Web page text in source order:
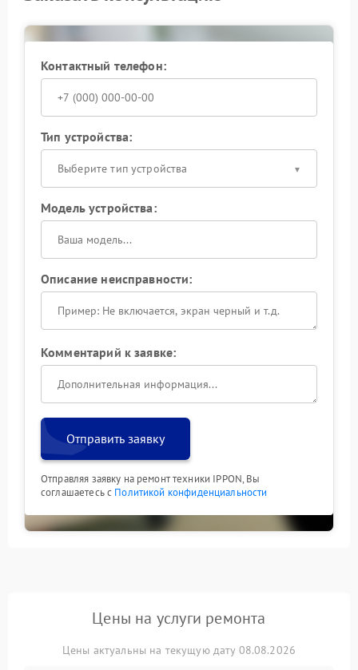
прекратить эксплуатацию и передать ИБП на
диагностику: так проще сохранить подключенную
технику и избежать более серьезного ремонта.
Контактный телефон:
Тип устройства:
Выберите тип устройства
Модель устройства:
Описание неисправности:
Комментарий к заявке:
Отправить заявку
Отправляя заявку на ремонт техники IPPON, Вы
соглашаетесь с Политикой конфиденциальности
Цены на услуги ремонта
Цены актуальны на текущую дату 08.08.2026